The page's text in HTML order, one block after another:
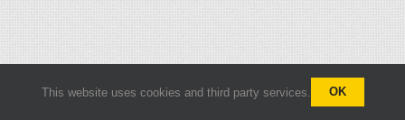
This website uses cookies and third party services. OK